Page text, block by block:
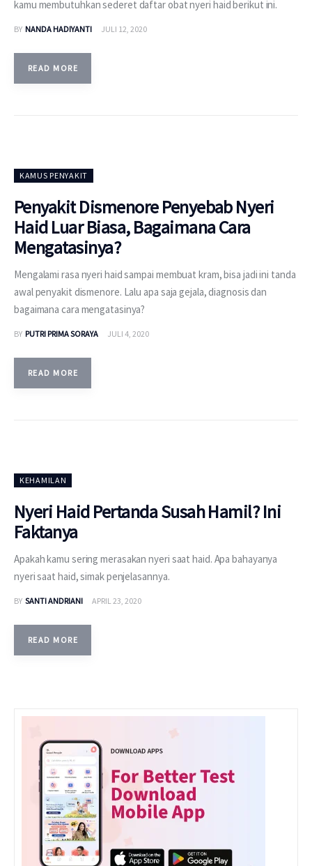
kamu membutuhkan sederet daftar obat nyeri haid berikut ini.
BY NANDA HADIYANTI JULI 12, 2020
READ MORE
KAMUS PENYAKIT
Penyakit Dismenore Penyebab Nyeri
Haid Luar Biasa, Bagaimana Cara
Mengatasinya?
Mengalami rasa nyeri haid sampai membuat kram, bisa jadi ini tanda
awal penyakit dismenore. Lalu apa saja gejala, diagnosis dan
bagaimana cara mengatasinya?
BY PUTRI PRIMA SORAYA JULI 4, 2020
READ MORE
KEHAMILAN
Nyeri Haid Pertanda Susah Hamil? Ini
Faktanya
Apakah kamu sering merasakan nyeri saat haid. Apa bahayanya
nyeri saat haid, simak penjelasannya.
BY SANTI ANDRIANI APRIL 23, 2020
READ MORE